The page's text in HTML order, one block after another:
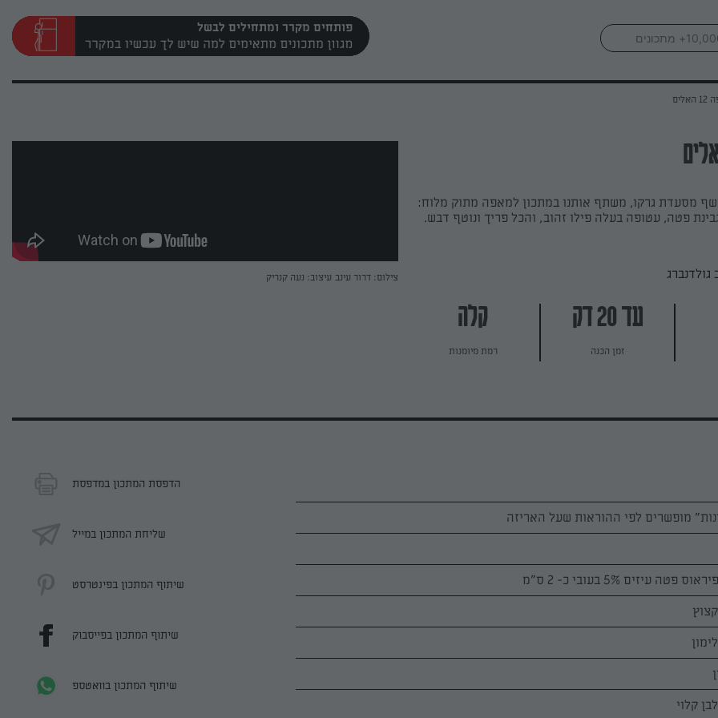
פותחים מקרר ומתחילים לבשל
שף מסעדת גרקו, משתף אותנו במתכון למאפה מתוק מלוח:
פטה, עטופה בעלה פילו זהוב, והכל פריך ונוטף דבש.
עד 20 דק
זמן הכנה
קלה
רמת מיומנות
צילום: דרור עינב עיצוב: נעה קנריק
הדפסת המתכון במדפסת
שליחת המתכון במייל
שיתוף המתכון בפינטרסט
שיתוף המתכון בפייסבוק
שיתוף המתכון בוואטספ